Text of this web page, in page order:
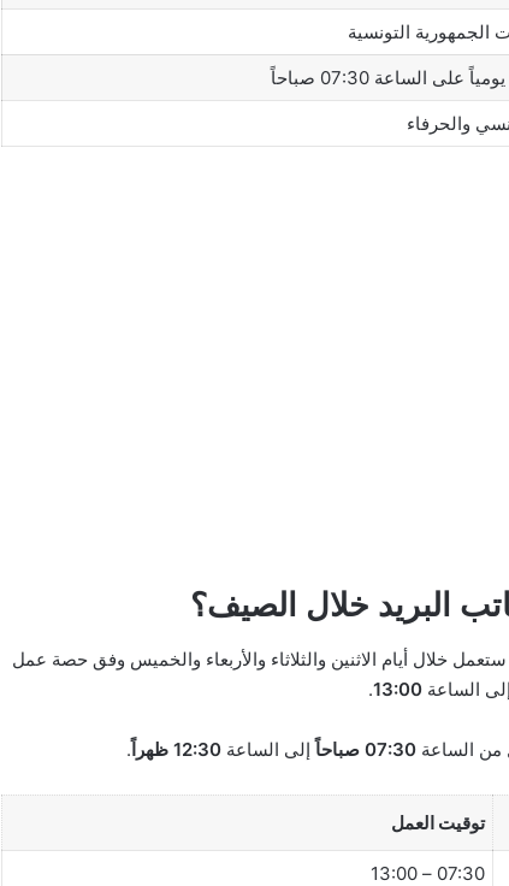
الجمهورية التونسية
على الساعة 07:30 صباحاً
والحرفاء
البريد خلال الصيف؟
خلال أيام الاثنين والثلاثاء والأربعاء والخميس وفق حصة عمل
الساعة 13:00
.
من الساعة 07:30 صباحاً إلى الساعة 12:30 ظهراً .
توقيت العمل
07:30 – 13:00